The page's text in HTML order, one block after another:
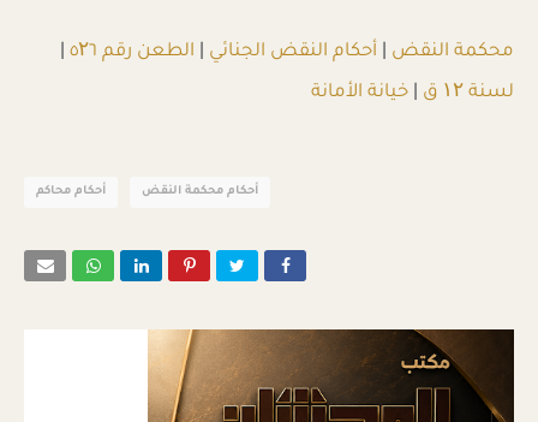
محكمة النقض أحكام النقض الجنائي الطعن رقم ٥۲٦
لسنة ۱۲ ق
خيانة الأمانة
أحكام محاكم أحكام محكمة النقض